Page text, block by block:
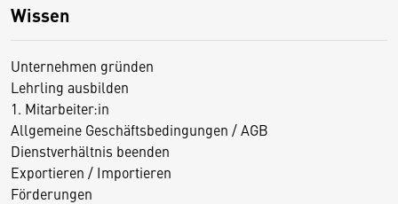
Wissen
Unternehmen gründen
Lehrling ausbilden
1. Mitarbeiter:in
Allgemeine Geschäftsbedingungen / AGB
Dienstverhältnis beenden
Exportieren / Importieren
Förderungen